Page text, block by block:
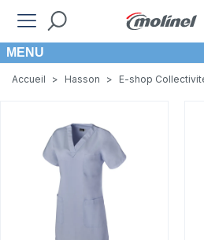
MENU
Accueil > Hasson > E-shop